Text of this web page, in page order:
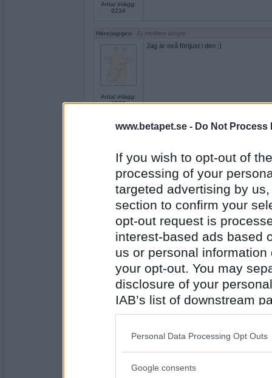
www.betapet.se - Do Not Process
If you wish to opt-out of
processing of your
targeted advertising by
section to confirm your
opt-out request is
interest-based ads based
us or personal
your opt-out. You may
disclosure of your
IAB’s list of downstream
also be disclosed by us
Downstream Participants
Please note that this
Personal Data Processing Opt Outs
Google consents
Antal inlägg:
9234
Härejagigen - Ej medlem längre
Antal inlägg:
1888
Jag är oxå förtjust i den :)
Mormodern49
Antal inlägg:
SmålandsMira
Antal inlägg:
22535
Jag är nöjd att jag hunnit julhandla det
prinskörv